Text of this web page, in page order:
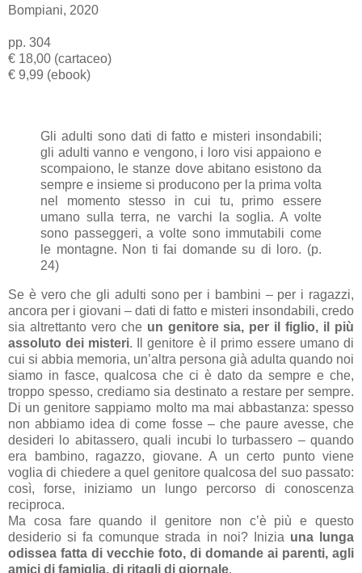
Bompiani, 2020
pp. 304
€ 18,00 (cartaceo)
€ 9,99 (ebook)
Gli adulti sono dati di fatto e misteri insondabili;
gli adulti vanno e vengono, i loro visi appaiono e
scompaiono, le stanze dove abitano esistono da
sempre e insieme si producono per la prima volta
nel momento stesso in cui tu, primo essere
umano sulla terra, ne varchi la soglia. A volte
sono passeggeri, a volte sono immutabili come
le montagne. Non ti fai domande su di loro. (p.
24)
Se è vero che gli adulti sono per i bambini – per i ragazzi,
ancora per i giovani – dati di fatto e misteri insondabili, credo
sia altrettanto vero che un genitore sia, per il figlio, il più
assoluto dei misteri. Il genitore è il primo essere umano di
cui si abbia memoria, un’altra persona già adulta quando noi
siamo in fasce, qualcosa che ci è dato da sempre e che,
troppo spesso, crediamo sia destinato a restare per sempre.
Di un genitore sappiamo molto ma mai abbastanza: spesso
non abbiamo idea di come fosse – che paure avesse, che
desideri lo abitassero, quali incubi lo turbassero – quando
era bambino, ragazzo, giovane. A un certo punto viene
voglia di chiedere a quel genitore qualcosa del suo passato:
così, forse, iniziamo un lungo percorso di conoscenza
reciproca.
Ma cosa fare quando il genitore non c’è più e questo
desiderio si fa comunque strada in noi? Inizia una lunga
odissea fatta di vecchie foto, di domande ai parenti, agli
amici di famiglia, di ritagli di giornale.